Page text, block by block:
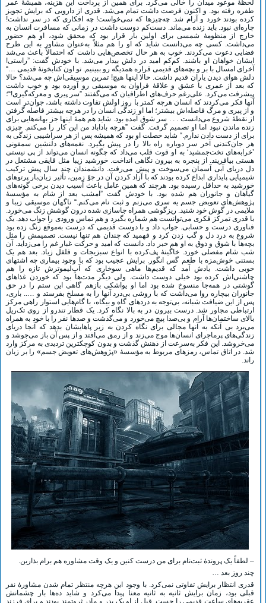
لحظۀ موعود میدان را خالی می‌کرد. برای همین از پرداخت این هزینه، همیشۀ عمر
طفره رفته بود. و اکنون فرصت داشت تمام می‌شد. قدری از دارویی که برایش تجویز
کرده بودند خورد و آرام شد. چه‌چیزها که نمی‌خواست! چه افکاری که در سر نداشت!
چاره‌ای نبود. باید زنده می‌ماند. دست‌کم دوست داشت در زمانی که مسافرت انسان به
خارج از منظومۀ شمسی برای اولین بار قرار بود که محقق شود، او هم حضور
می‌داشت. کسی چه می‌دانست شاید که او را هم مثلاً به‌عنوان مشاور به این طرح
فضایی دعوت می‌کردند. خوب به هر حال تخصص‌هایی داشت که احتمالاً باعث می‌شد
ایشان خواهان او باشند. کم‌کم امید در دلش بیدار می‌شد. با خودش گفت: ‌‌”راستی!
آخرای امسال با بر و بچه‌های قدیمی قراره همدیگه رو ببینیم. تو اون کتابخونۀ قدیمی …‌“
دلش هوای دیدن یاران قدیم داشت. حالا اینها هیچ! تمرین موسیقی‌اش چه می‌شد؟ حالا
که بعد از عمری با عشق و علاقۀ فراوان به موسیقی رو آورده بود و خوب داشت
پیشرفت می‌کرد. علی‌رغم حرف‌های اطرافیان که می‌گفتند ‌”سر پیری و معرکه‌گیری!“؛
آنها فکر می‌کردند که انسان هرچه کمتر با روز اولش تفاوت داشته باشد، جوان‌تر است
و از پیری و مرگ فاصله‌اش بیشتر؛ اما او زندگی انسان را در هرچه بیشتر فاصله گرفتن
از نقطۀ شروع می‌دانست . . . سر شوق آمده بود. شاید هم همۀ اینها جز بهانه‌هایی برای
زنده ماندن نبود اما او تصمیم گرفت. گفت ”هرچه باداباد من این کار را می‌کنم. چیزی
برای از دست دادن ندارم.“ شاید خصلت او بود که همیشه پس از هر سراشیبی زندگی به
هر جان‌کندنی آخر سر دوباره راه بالا را در پیش بگیرد. نغمه‌های دلنشین سمفونی
’خرابه‌های تخت‌جمشید‘ به او قوت قلب می‌داد که چگونه انسان می‌تواند از پی نیستی
هستی بیافریند. از پنجره به بیرون نگاهی انداخت. خورشید زیبا مثل قایقی مشتعل در
دل دریای آبی آسمان می‌سوخت و پیش می‌رفت. دانشمندان چند سال پیش ترکیب
شیمیایی پایداری ابداع کرده بودند که با آزاد کردن آن در جوّ زمین، تأثیر زیان‌بار پرتوهای
خورشید به حداقل رسیده بود. هرچند که همین عامل باعث آسیب دیدن برخی گونه‌های
گیاهان و جانوران هم شده بود. با خودش گفت ”امشب بعد از شام به مؤسسۀ
پژوهش‌های تعویض جسم یه سری می‌زنم و ثبت نام می‌کنم.“ ناگهان موسیقی زیبا و
ملایمی در گوش خود شنید. ریزگوشی همراه جاسازی شده درون گوشش زنگ می‌خورد.
با قدری تمرکز فکری می‌توانست هم شماره بگیرد و هم تماس ورودی را جواب دهد. یک
فناوری درست و حسابی. جواب داد و با دوست قدیمی که درست به‌موقع زنگ زده بود
شروع به درد دل و گپ زدن کرد و فهمید که چندان هم تنها نیست. تصمیمش را مثل
بچه‌ها با شوق و ذوق به او هم خبر داد. دانست که امید و حرکت غبار غم را می‌زداید. آن
شب شام مفصلی خورد. خاگینۀ پف‌کرده با انواع سبزیجات و فلفل زیاد. بعد هم یک
بستنی خوش‌مزه با طعم گس انگور. برایش عجیب بود که با وجود بیماری چه اشتهای
خوبی داشت. یادش آمد که قدیم‌ها ماهی سوخاری که آبِ‌لیموترش تازه را هم
چاشنی‌اش کرده بود خیلی دوست داشت. ولی دیگر مدت‌ها بود که خوردن غذاهای
گوشتی در همه‌جا منسوخ شده بود اما او یواشکی بازهم گاهی این ستم را در حق
جانوران بیچاره روا می‌داشت که با روشی بی‌درد آنها را به مسلخ بفرستد و ….. باری،
پس از این ضیافت شبانه، بی‌توجه به دردهای گاه و بیگاه، با گام‌هایی استوار راهی مرکز
ارتباطی مجاور شد. درست بیرون در به بالا نگاه کرد. یک قطار تندرو از روی تک‌ریل
بالای ساختمان‌ها آرام و بی‌صدا پیچ می‌خورد و می‌گذشت و صدها نفر را با خود به همراه
می‌برد بی آنکه به آنها مجالی برای نگاه کردن به زیر پاهایشان بدهد که آنجا دریای
زندگی‌های پرماجرای انسان‌ها موج می‌زند و از رمق می‌افتد و از پس آن باز می‌جوشد و
می‌خروشد. این فکر به‌سرعت از ذهنش گذشت و بدون کوچکترین تردیدی به مرکز وارد
شد. در اتاق تماس، رمزهای مربوط به مؤسسۀ «پژوهش‌های تعویض جسم» را بر زبان
راند.
– لطفاً یک پروندۀ ثبت‌نام برای من درست کنین و یک وقت مشاوره هم برام بذارین.
چند روز بعد …
قدری انتظار برایش تفاوتی نمی‌کرد. با وجود این هرچه منتظر تمام شدن مشاورۀ نفر
قبلی بود، زمان برایش ثانیه به ثانیه معنا پیدا می‌کرد و شاید ده‌ها بار چشمانش
عقربه‌های ساعت قدیمی را جست. قبل از او یک پدر و مادر ثروتمند بودند و برای فرزند